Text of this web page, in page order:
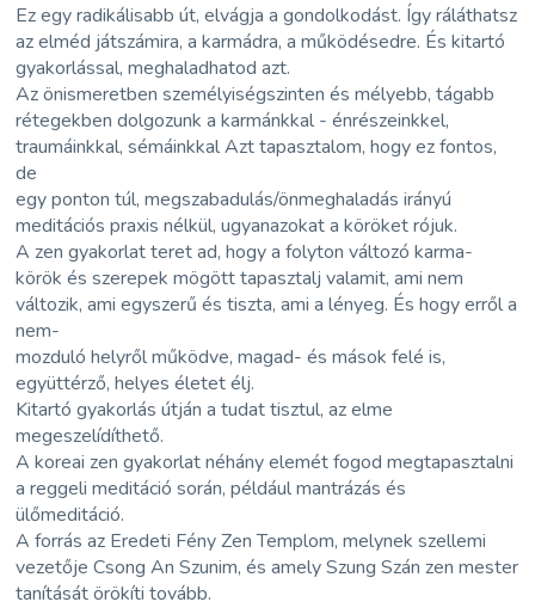
Ez egy radikálisabb út, elvágja a gondolkodást. Így ráláthatsz
az elméd játszámira, a karmádra, a működésedre. És kitartó
gyakorlással, meghaladhatod azt.
Az önismeretben személyiségszinten és mélyebb, tágabb
rétegekben dolgozunk a karmánkkal - énrészeinkkel,
traumáinkkal, sémáinkkal Azt tapasztalom, hogy ez fontos,
de
egy ponton túl, megszabadulás/önmeghaladás irányú
meditációs praxis nélkül, ugyanazokat a köröket rójuk.
A zen gyakorlat teret ad, hogy a folyton változó karma-
körök és szerepek mögött tapasztalj valamit, ami nem
változik, ami egyszerű és tiszta, ami a lényeg. És hogy erről a
nem-
mozduló helyről működve, magad- és mások felé is,
együttérző, helyes életet élj.
Kitartó gyakorlás útján a tudat tisztul, az elme
megeszelídíthető.
A koreai zen gyakorlat néhány elemét fogod megtapasztalni
a reggeli meditáció során, például mantrázás és
ülőmeditáció.
A forrás az Eredeti Fény Zen Templom, melynek szellemi
vezetője Csong An Szunim, és amely Szung Szán zen mester
tanítását örökíti tovább.